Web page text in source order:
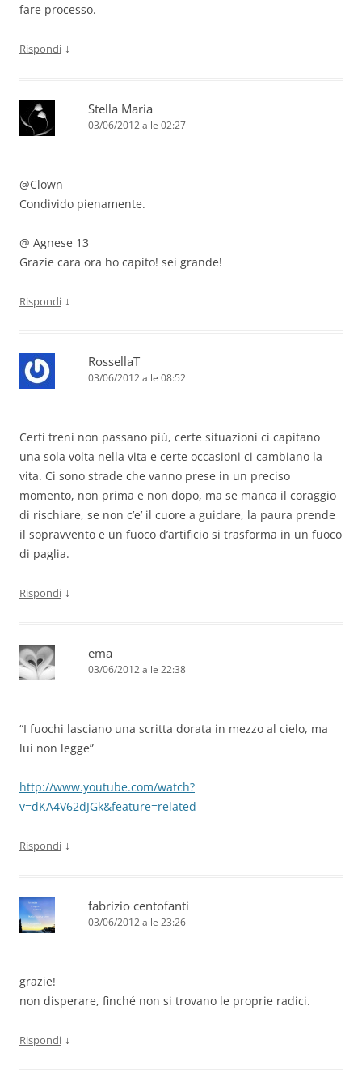
fare processo.
Rispondi ↓
Stella Maria
03/06/2012 alle 02:27
@Clown
Condivido pienamente.
@ Agnese 13
Grazie cara ora ho capito! sei grande!
Rispondi ↓
RossellaT
03/06/2012 alle 08:52
Certi treni non passano più, certe situazioni ci capitano
una sola volta nella vita e certe occasioni ci cambiano la
vita. Ci sono strade che vanno prese in un preciso
momento, non prima e non dopo, ma se manca il coraggio
di rischiare, se non c’e’ il cuore a guidare, la paura prende
il sopravvento e un fuoco d’artificio si trasforma in un fuoco
di paglia.
Rispondi ↓
ema
03/06/2012 alle 22:38
“I fuochi lasciano una scritta dorata in mezzo al cielo, ma
lui non legge”
http://www.youtube.com/watch?
v=dKA4V62dJGk&feature=related
Rispondi ↓
fabrizio centofanti
03/06/2012 alle 23:26
grazie!
non disperare, finché non si trovano le proprie radici.
Rispondi ↓